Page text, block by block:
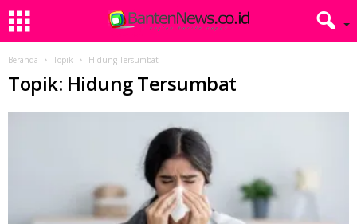
Beranda Topik Hidung Tersumbat
Topik: Hidung Tersumbat